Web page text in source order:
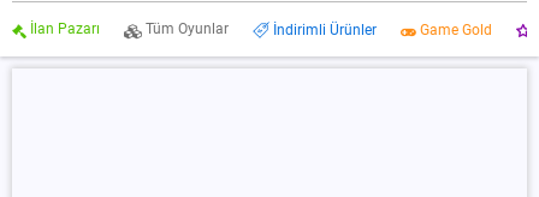
İlan Pazarı Tüm Oyunlar İndirimli Ürünler Game Gold